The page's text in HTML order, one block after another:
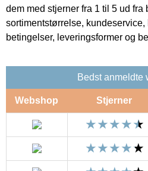
dem med stjerner fra 1 til 5 ud fra
sortimentstørrelse,
betingelser, leveringsformer og
Bedst anmeldte
Webshop Stjerner